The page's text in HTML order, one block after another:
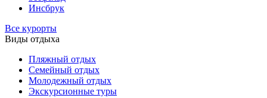
Инсбрук
Все курорты
Виды отдыха
Пляжный отдых
Семейный отдых
Молодежный отдых
Экскурсионные туры